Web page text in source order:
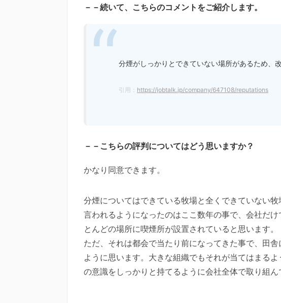
－－続いて、こちらのコメントをご紹介します。
分煙がしっかりとできていない場所があるため、
引用： https://jobtalk.jp/company/647108/reputations
－－こちらの評判についてはどう思いますか？
かなり同意できます。
分煙についてはできている牧場と全くできていない
言われるようになったのはここ数年の事で、会社だ
とんどの場所に喫煙所が設置されていると思います。
ただ、それは都会で当たり前になってきた事で、田
ように思います。大きな組織でもそれが当てはまる
の意識をしっかりと持てるように会社全体で取り組ん